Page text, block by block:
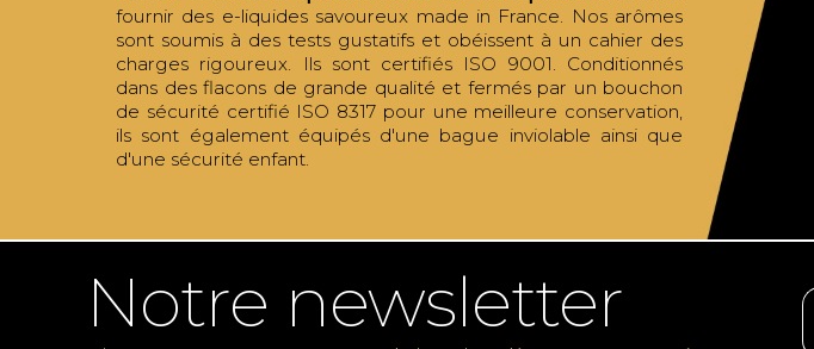
fournir des e-liquides savoureux made in France. Nos arômes
sont soumis à des tests gustatifs et obéissent à un cahier des
charges rigoureux. Ils sont certifiés ISO 9001. Conditionnés
dans des flacons de grande qualité et fermés par un bouchon
de sécurité certifié ISO 8317 pour une meilleure conservation,
ils sont également équipés d'une bague inviolable ainsi que
d'une sécurité enfant.
Notre newsletter